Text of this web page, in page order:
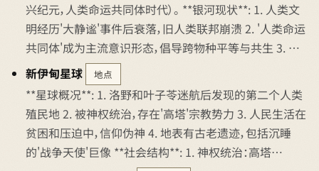
兴纪元，人类命运共同体时代）。 **银河现状**: 1. 人类文
明经历'大静谧'事件后衰落，旧人类联邦崩溃 2. '人类命运
共同体'成为主流意识形态，倡导跨物种平等与共生 3. …
新伊甸星球
地点
**星球概况**: 1. 洛野和叶子苓迷航后发现的第二个人类
殖民地 2. 被神权统治，存在'高塔'宗教势力 3. 人民生活在
贫困和压迫中，信仰伪神 4. 地表有古老遗迹，包括沉睡
的'战争天使'巨像 **社会结构**: 1. 神权统治：高塔…